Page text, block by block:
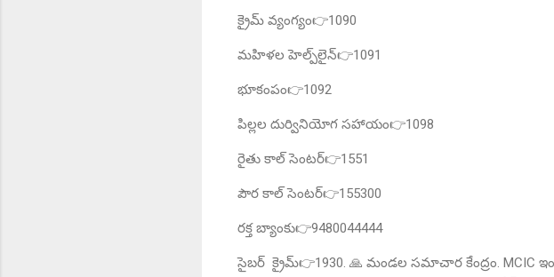
క్రైమ్ వ్యంగ్యం👉1090
మహిళల హెల్ప్‌లైన్👉1091
భూకంపం👉1092
పిల్లల దుర్వినియోగ సహాయం👉1098
రైతు కాల్ సెంటర్👉1551
పౌర కాల్ సెంటర్👉155300
రక్త బ్యాంకు👉9480044444
సైబర్ క్రైమ్👉1930. 🙏 మండల సమాచార కేంద్రం. MCIC